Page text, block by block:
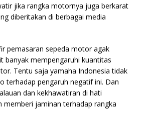
jika rangka motornya juga berkarat
diberitakan di berbagai media
pemasaran sepeda motor agak
banyak mempengaruhi kuantitas
Tentu saja yamaha Indonesia tidak
terhadap pengaruh negatif ini. Dan
dan kekhawatiran di hati
memberi jaminan terhadap rangka